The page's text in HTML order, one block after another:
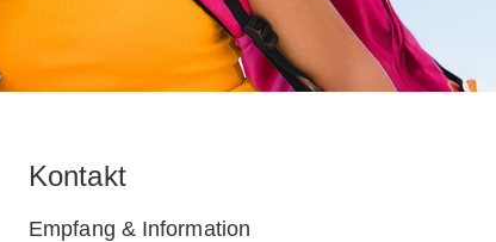
Kontakt
Empfang & Information